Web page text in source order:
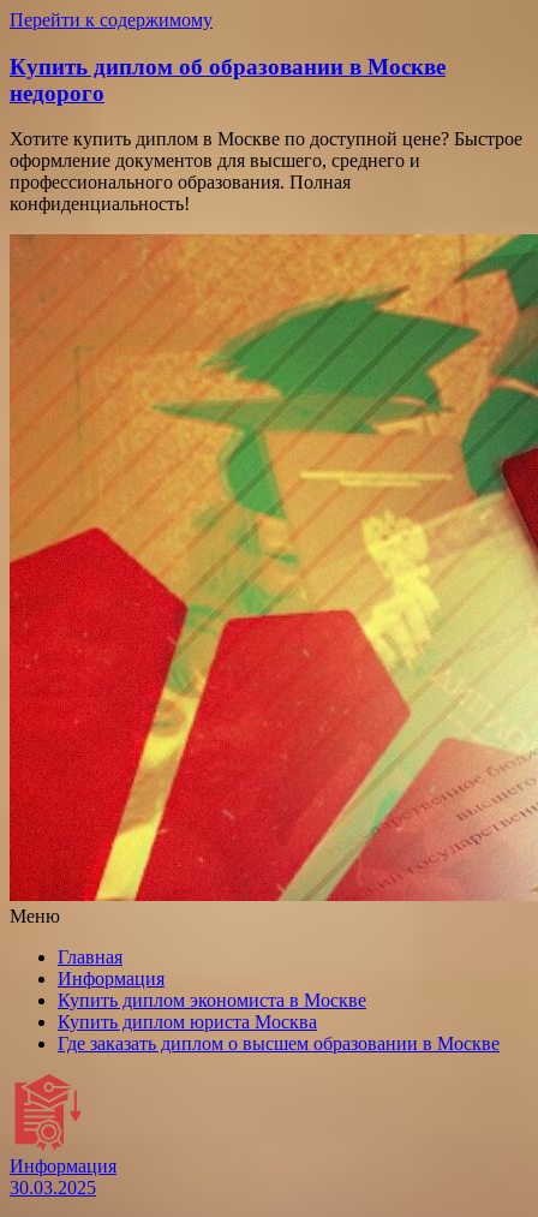
Перейти к содержимому
Купить диплом об образовании в Москве
недорого
Хотите купить диплом в Москве по доступной цене? Быстрое
оформление документов для высшего, среднего и
профессионального образования. Полная
конфиденциальность!
Меню
Главная
Информация
Купить диплом экономиста в Москве
Купить диплом юриста Москва
Где заказать диплом о высшем образовании в Москве
Информация
30.03.2025